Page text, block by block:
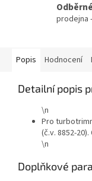
prodejna
Popis Hodnocení
Detailní popis
\n
Pro
(č.v. 8852-
\n
Doplňkové